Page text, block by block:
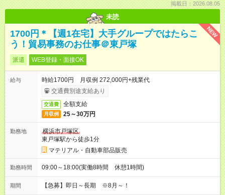
掲載日：2026.08.05
未読
NEW
1700円＊【週1在宅】大手グループではたらこ
う！貿易事務のお仕事＠東戸塚
派遣 WEB登録・面接OK
給与
時給1700円 月収例 272,000円+残業代
交通費別途支給あり
交通費 全額支給
月収例 25～30万円
勤務地
横浜市戸塚区
東戸塚駅から徒歩1分
マテリアル・自動車部品販売
勤務時間 09:00～18:00(実働8時間 休憩1時間)
期間 【急募】即日～長期 ※8月～！